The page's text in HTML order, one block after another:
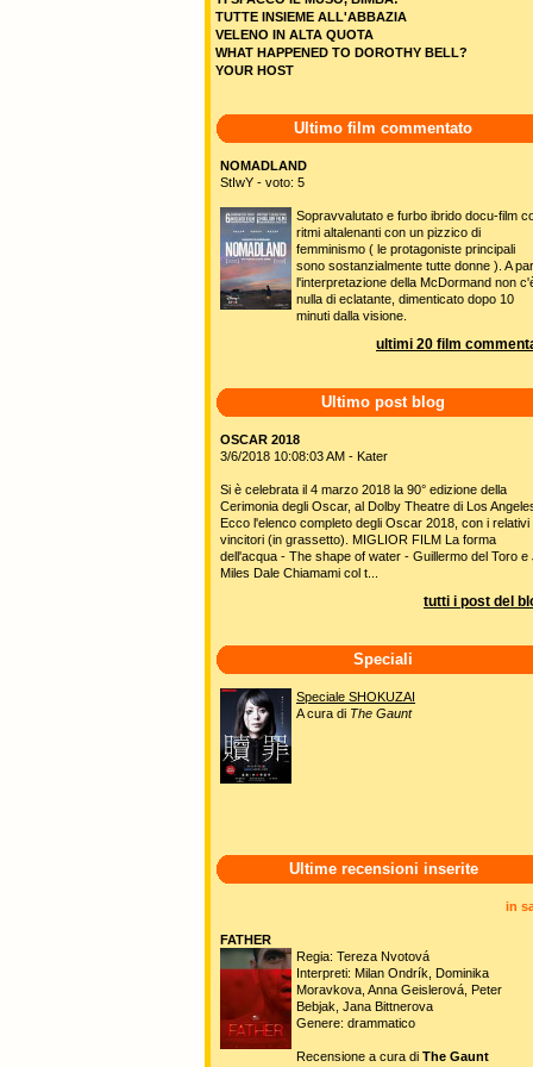
TUTTE INSIEME ALL'ABBAZIA
VELENO IN ALTA QUOTA
WHAT HAPPENED TO DOROTHY BELL?
YOUR HOST
Ultimo film commentato
NOMADLAND
StIwY - voto: 5
Sopravvalutato e furbo ibrido docu-film
ritmi altalenanti con un pizzico di
femminismo ( le protagoniste principali
sono sostanzialmente tutte donne ). A
l'interpretazione della McDormand non
nulla di eclatante, dimenticato dopo 10
minuti dalla visione.
ultimi 20 film
Ultimo post blog
OSCAR 2018
3/6/2018 10:08:03 AM - Kater
Si è celebrata il 4 marzo 2018 la 90° edizione della
Cerimonia degli Oscar, al Dolby Theatre di Los
Ecco l'elenco completo degli Oscar 2018, con i relativi
vincitori (in grassetto). MIGLIOR FILM La forma
dell'acqua - The shape of water - Guillermo del Toro e
Miles Dale Chiamami col t...
tutti i post del
Speciali
Speciale SHOKUZAI
A cura di The Gaunt
Ultime recensioni inserite
in
FATHER
Regia: Tereza Nvotová
Interpreti: Milan Ondrík, Dominika
Moravkova, Anna Geislerová, Peter
Bebjak, Jana Bittnerova
Genere: drammatico
Recensione a cura di The Gaunt